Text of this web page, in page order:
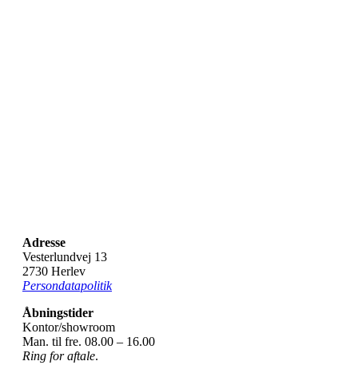
Adresse
Vesterlundvej 13
2730 Herlev
Persondatapolitik
Åbningstider
Kontor/showroom
Man. til fre. 08.00 – 16.00
Ring for aftale.